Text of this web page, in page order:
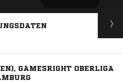
GAMESRIGHT OBERLIGA